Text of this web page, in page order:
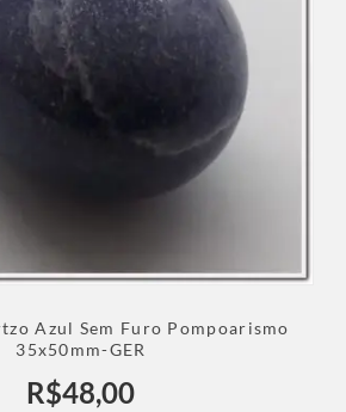
Azul Sem Furo Pompoarismo
35x50mm-GER
R$48,00